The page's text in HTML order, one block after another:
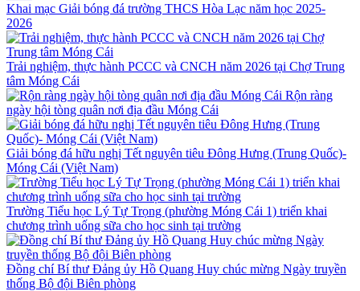
Khai mạc Giải bóng đá trường THCS Hòa Lạc năm học 2025-
2026
Trải nghiệm, thực hành PCCC và CNCH năm 2026 tại Chợ Trung
tâm Móng Cái
Rộn ràng
ngày hội tòng quân nơi địa đầu Móng Cái
Giải bóng đá hữu nghị Tết nguyên tiêu Đông Hưng (Trung Quốc)-
Móng Cái (Việt Nam)
Trường Tiểu học Lý Tự Trọng (phường Móng Cái 1) triển khai
chương trình uống sữa cho học sinh tại trường
Đồng chí Bí thư Đảng ủy Hồ Quang Huy chúc mừng Ngày truyền
thống Bộ đội Biên phòng